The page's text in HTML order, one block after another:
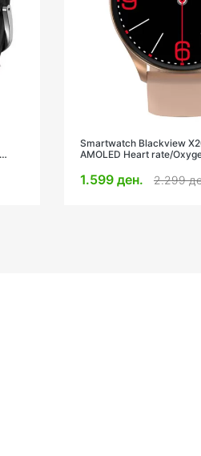
Smartwatch Blackview
AMOLED Heart rate/
1.599 ден. 2.299